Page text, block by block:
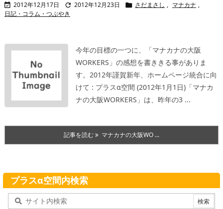
 2012年12月17日  2012年12月23日  さだまさし , マナカナ ,
日記・コラム・つぶやき
今年の目標の一つに、「マナカナの大阪
WORKERS」の感想を書ききる事がありま
す。 2012年謹賀新年、ホームページ統合に向
けて : プラスα空間 (2012年1月1日) 「マナカ
ナの大阪WORKERS」は、昨年の3 ...
記事を読む マナカナの大阪WO ...
プラスα空間内検索